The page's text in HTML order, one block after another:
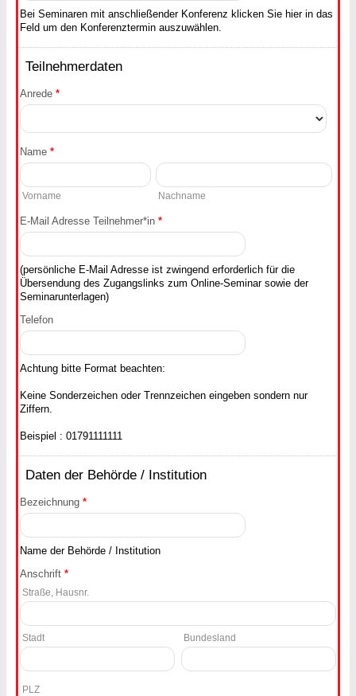
Bei Seminaren mit anschließender Konferenz klicken Sie hier in das
Feld um den Konferenztermin auszuwählen.
Teilnehmerdaten
Anrede *
Name *
Vorname Nachname
E-Mail Adresse Teilnehmer*in *
(persönliche E-Mail Adresse ist zwingend erforderlich für die
Übersendung des Zugangslinks zum Online-Seminar sowie der
Seminarunterlagen)
Telefon
Achtung bitte Format beachten:
Keine Sonderzeichen oder Trennzeichen eingeben sondern nur
Ziffern.
Beispiel : 01791111111
Daten der Behörde / Institution
Bezeichnung *
Name der Behörde / Institution
Anschrift *
Straße, Hausnr.
Stadt Bundesland
PLZ